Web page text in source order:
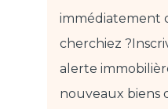
immédiatement
cherchiez ?
alerte
nouveaux biens